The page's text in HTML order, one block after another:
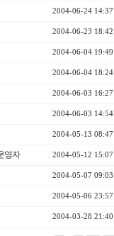
2004-06-24 14:37
2004-06-23 18:42
2004-06-04 19:49
2004-06-04 18:24
2004-06-03 16:27
2004-06-03 14:54
2004-05-13 08:47
영자 2004-05-12 15:07
2004-05-07 09:03
2004-05-06 23:57
2004-03-28 21:40